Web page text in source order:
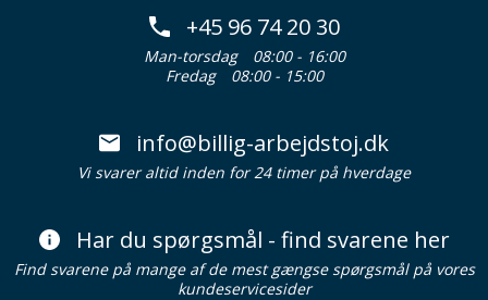
+45 96 74 20 30
Man-torsdag
08:00 - 16:00
Fredag
08:00 - 15:00
info@billig-arbejdstoj.dk
Vi svarer altid inden for 24 timer på hverdage
Har du spørgsmål - find svarene her
Find svarene på mange af de mest gængse spørgsmål på vores
kundeservicesider